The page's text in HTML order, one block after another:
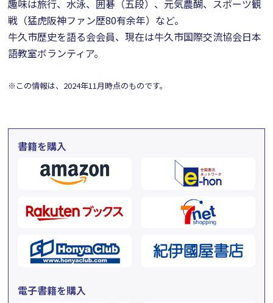
趣味は旅行、水泳、囲碁（五段）、元気農醐、スポーツ観
戦（猛虎阪神ファン歴80有余年）など。
牛久市歴史を語る会会員、現在は牛久市国際交流協会日本
語教室ボランティア。
※この情報は、2024年11月時点のものです。
書籍を購入
電子書籍を購入